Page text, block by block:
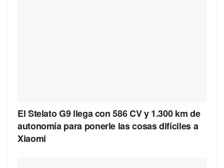
El Stelato G9 llega con 586 CV y 1.300 km de
autonomía para ponerle las cosas difíciles a
Xiaomi